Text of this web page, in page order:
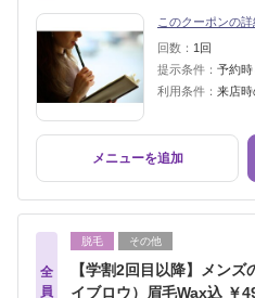
このクーポンの詳
回数： 1回
提示条件： 予約
利用条件： 来店
メニューを追加
全
員
脱毛 その他
【学割2回目以降】メン
イブロウ）眉毛Wax込 ￥